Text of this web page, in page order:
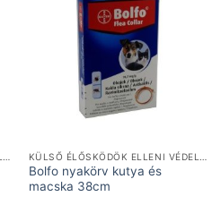
Bolfo nyakörv kutya és
macska 38cm